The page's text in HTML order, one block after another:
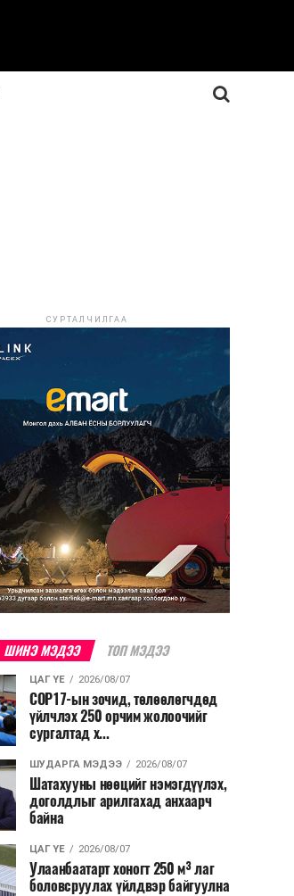
СУРТАЛЧИЛГАА
ШИНЭ МЭДЭЭ ТОП МЭДЭЭ
ЦАГ ҮЕ 2026/08/07
COP17-ын зочид, төлөөлөгчдөд
үйлчлэх 250 орчим жолоочийг
сургалтад х...
ШУДАРГА МЭДЭЭ 2026/08/07
Шатахууны нөөцийг нэмэгдүүлэх,
доголдлыг арилгахад анхаарч
байна
ЦАГ ҮЕ 2026/08/07
Улаанбаатарт хоногт 250 м³ лаг
боловсруулах үйлдвэр байгуулна